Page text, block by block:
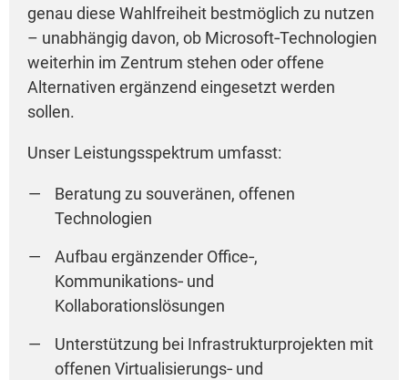
genau diese Wahlfreiheit bestmöglich zu nutzen
– unabhängig davon, ob Microsoft‑Technologien
weiterhin im Zentrum stehen oder offene
Alternativen ergänzend eingesetzt werden
sollen.
Unser Leistungsspektrum umfasst:
Beratung zu souveränen, offenen
Technologien
Aufbau ergänzender Office‑,
Kommunikations‑ und
Kollaborationslösungen
Unterstützung bei Infrastrukturprojekten mit
offenen Virtualisierungs‑ und